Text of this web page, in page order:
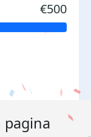
€500
pagina